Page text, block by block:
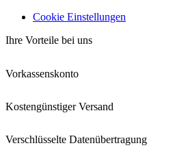
Cookie Einstellungen
Ihre Vorteile bei uns
Vorkassenskonto
Kostengünstiger Versand
Verschlüsselte Datenübertragung